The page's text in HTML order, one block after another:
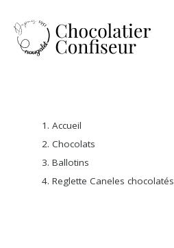
Accueil
Chocolats
Ballotins
Reglette Caneles chocolatés